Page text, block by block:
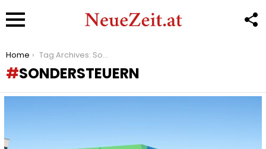
You are here:
Home Tag Archives: Sondersteuern
SONDERSTEUERN